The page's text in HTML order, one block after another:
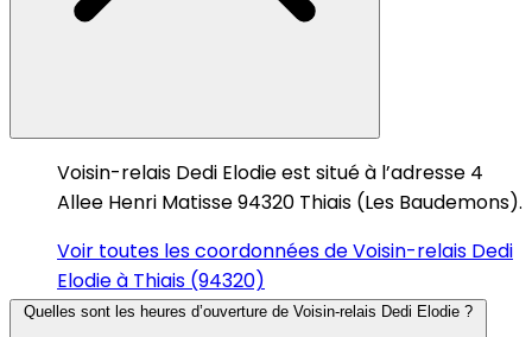
Voisin-relais Dedi Elodie est situé à l’adresse 4
Allee Henri Matisse 94320 Thiais (Les Baudemons).
Voir toutes les coordonnées de Voisin-relais Dedi
Elodie à Thiais (94320)
Quelles sont les heures d’ouverture de Voisin-relais Dedi Elodie ?